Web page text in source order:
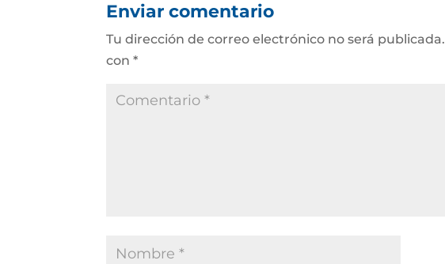
Enviar comentario
Tu dirección de correo electrónico no será publicada.
con*